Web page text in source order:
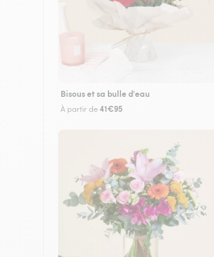
Bisous et sa bulle d'eau
À partir de41€95